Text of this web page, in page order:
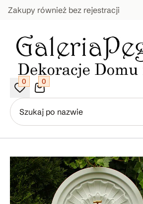
Zakupy również bez rejestracji
0 0